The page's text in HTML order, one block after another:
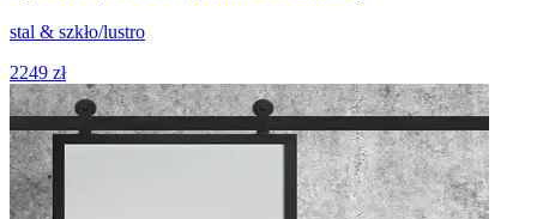
stal & szkło/lustro
2249 zł